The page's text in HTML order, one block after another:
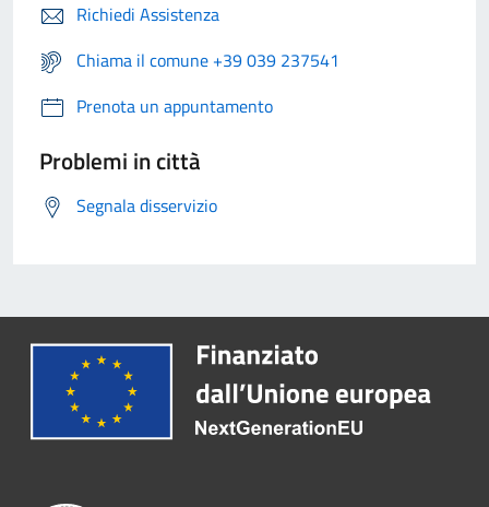
Richiedi Assistenza
Chiama il comune +39 039 237541
Prenota un appuntamento
Problemi in città
Segnala disservizio